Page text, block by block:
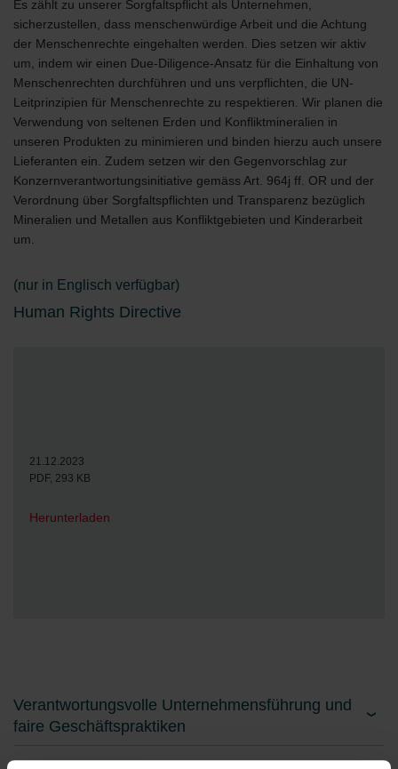
Es zählt zu unserer Sorgfaltspflicht als Unternehmen,
sicherzustellen, dass menschenwürdige Arbeit und die Achtung
der Menschenrechte eingehalten werden. Dies setzen wir aktiv
um, indem wir einen Due-Diligence-Ansatz für die Einhaltung von
Menschenrechten durchführen und uns verpflichten, die UN-
Leitprinzipien für Menschenrechte zu respektieren. Wir planen die
Verwendung von seltenen Erden und Konfliktmineralien in
unseren Produkten zu minimieren und binden hierzu auch unsere
Lieferanten ein. Zudem setzen wir den Gegenvorschlag zur
Konzernverantwortungsinitiative gemäss Art. 964j ff. OR und der
Verordnung über Sorgfaltspflichten und Transparenz bezüglich
Mineralien und Metallen aus Konfliktgebieten und Kinderarbeit
um.
(nur in Englisch verfügbar)
Human Rights Directive
21.12.2023
PDF, 293 KB
Herunterladen
Verantwortungsvolle Unternehmensführung und
faire Geschäftspraktiken